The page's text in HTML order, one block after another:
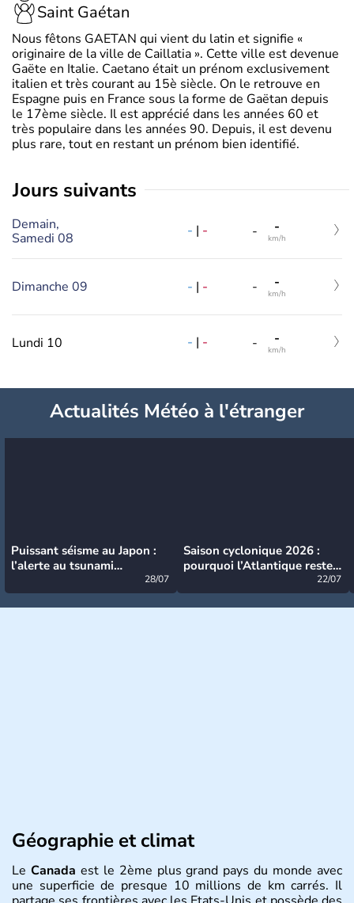
Saint Gaétan
Nous fêtons GAETAN qui vient du latin et signifie «
originaire de la ville de Caillatia ». Cette ville est devenue
Gaëte en Italie. Caetano était un prénom exclusivement
italien et très courant au 15è siècle. On le retrouve en
Espagne puis en France sous la forme de Gaëtan depuis
le 17ème siècle. Il est apprécié dans les années 60 et
très populaire dans les années 90. Depuis, il est devenu
plus rare, tout en restant un prénom bien identifié.
jours suivants
Demain,
Samedi 08
- | - - -
km/h
Dimanche 09 - | - - -
km/h
Lundi 10 - | - - -
km/h
Actualités Météo à l'étranger
Puissant séisme au Japon :
l’alerte au tsunami
28/07
Saison cyclonique 2026 :
pourquoi l’Atlantique reste
22/07
Géographie et climat
Le Canada est le 2ème plus grand pays du monde avec
une superficie de presque 10 millions de km carrés. Il